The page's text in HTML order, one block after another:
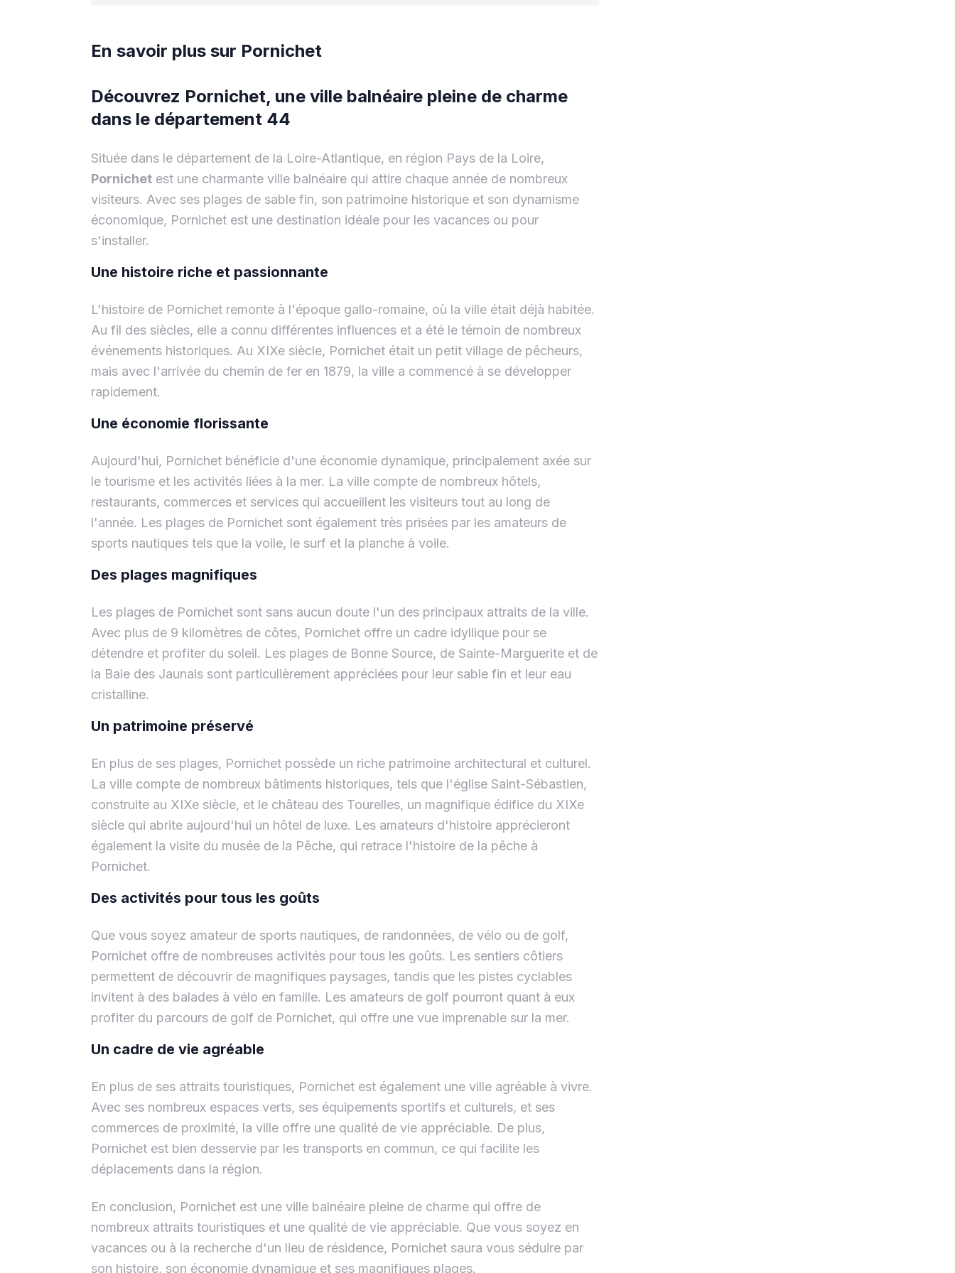
En savoir plus sur Pornichet
Découvrez Pornichet, une ville balnéaire pleine de charme
dans le département 44
Située dans le département de la Loire-Atlantique, en région Pays de la Loire,
Pornichet est une charmante ville balnéaire qui attire chaque année de nombreux
visiteurs. Avec ses plages de sable fin, son patrimoine historique et son dynamisme
économique, Pornichet est une destination idéale pour les vacances ou pour
s'installer.
Une histoire riche et passionnante
L'histoire de Pornichet remonte à l'époque gallo-romaine, où la ville était déjà habitée.
Au fil des siècles, elle a connu différentes influences et a été le témoin de nombreux
événements historiques. Au XIXe siècle, Pornichet était un petit village de pêcheurs,
mais avec l'arrivée du chemin de fer en 1879, la ville a commencé à se développer
rapidement.
Une économie florissante
Aujourd'hui, Pornichet bénéficie d'une économie dynamique, principalement axée sur
le tourisme et les activités liées à la mer. La ville compte de nombreux hôtels,
restaurants, commerces et services qui accueillent les visiteurs tout au long de
l'année. Les plages de Pornichet sont également très prisées par les amateurs de
sports nautiques tels que la voile, le surf et la planche à voile.
Des plages magnifiques
Les plages de Pornichet sont sans aucun doute l'un des principaux attraits de la ville.
Avec plus de 9 kilomètres de côtes, Pornichet offre un cadre idyllique pour se
détendre et profiter du soleil. Les plages de Bonne Source, de Sainte-Marguerite et de
la Baie des Jaunais sont particulièrement appréciées pour leur sable fin et leur eau
cristalline.
Un patrimoine préservé
En plus de ses plages, Pornichet possède un riche patrimoine architectural et culturel.
La ville compte de nombreux bâtiments historiques, tels que l'église Saint-Sébastien,
construite au XIXe siècle, et le château des Tourelles, un magnifique édifice du XIXe
siècle qui abrite aujourd'hui un hôtel de luxe. Les amateurs d'histoire apprécieront
également la visite du musée de la Pêche, qui retrace l'histoire de la pêche à
Pornichet.
Des activités pour tous les goûts
Que vous soyez amateur de sports nautiques, de randonnées, de vélo ou de golf,
Pornichet offre de nombreuses activités pour tous les goûts. Les sentiers côtiers
permettent de découvrir de magnifiques paysages, tandis que les pistes cyclables
invitent à des balades à vélo en famille. Les amateurs de golf pourront quant à eux
profiter du parcours de golf de Pornichet, qui offre une vue imprenable sur la mer.
Un cadre de vie agréable
En plus de ses attraits touristiques, Pornichet est également une ville agréable à vivre.
Avec ses nombreux espaces verts, ses équipements sportifs et culturels, et ses
commerces de proximité, la ville offre une qualité de vie appréciable. De plus,
Pornichet est bien desservie par les transports en commun, ce qui facilite les
déplacements dans la région.
En conclusion, Pornichet est une ville balnéaire pleine de charme qui offre de
nombreux attraits touristiques et une qualité de vie appréciable. Que vous soyez en
vacances ou à la recherche d'un lieu de résidence, Pornichet saura vous séduire par
son histoire, son économie dynamique et ses magnifiques plages.